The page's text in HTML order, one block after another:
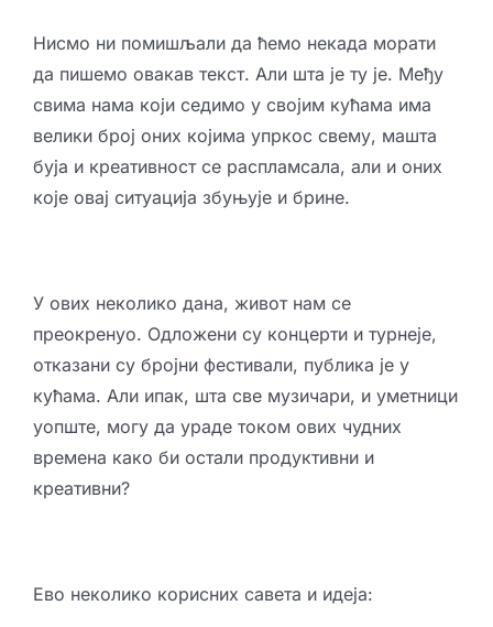
Нисмо ни помишљали да ћемо некада морати
да пишемо овакав текст. Али шта је ту је. Међу
свима нама који седимо у својим кућама има
велики број оних којима упркос свему, машта
буја и креативност се распламсала, али и оних
које овај ситуација збуњује и брине.
У ових неколико дана, живот нам се
преокренуо. Одложени су концерти и турнеје,
отказани су бројни фестивали, публика је у
кућама. Али ипак, шта све музичари, и уметници
уопште, могу да ураде током ових чудних
времена како би остали продуктивни и
креативни?
Ево неколико корисних савета и идеја: